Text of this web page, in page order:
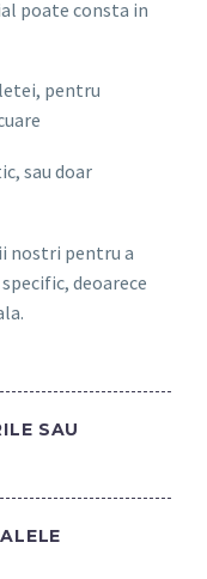
poate consta in
pentru
sau doar
nostri pentru a
deoarece
SAU